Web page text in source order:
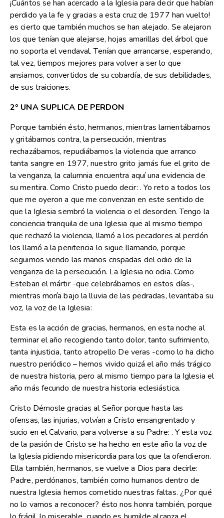
¡Cuántos se han acercado a la Iglesia para decir que habían
perdido ya la fe y gracias a esta cruz de 1977 han vuelto!
es cierto que también muchos se han alejado. Se alejaron
los que tenían que alejarse, hojas amarillas del árbol que
no soporta el vendaval. Tenían que arrancarse, esperando,
tal vez, tiempos mejores para volver a ser lo que
ansiamos, convertidos de su cobardía, de sus debilidades,
de sus traiciones.
2º UNA SUPLICA DE PERDON
Porque también ésto, hermanos, mientras lamentábamos
y gritábamos contra, la persecución, mientras
rechazábamos, repudiábamos la violencia que arranco
tanta sangre en 1977, nuestro grito jamás fue el grito de
la venganza, la calumnia encuentra aquí una evidencia de
su mentira. Como Cristo puedo decir: . Yo reto a todos los
que me oyeron a que me convenzan en este sentido de
que la Iglesia sembró la violencia o el desorden. Tengo la
conciencia tranquila de una Iglesia que al mismo tiempo
que rechazó la violencia, llamó a los pecadores al perdón
los llamó a la penitencia lo sigue llamando, porque
seguimos viendo las manos crispadas del odio de la
venganza de la persecución. La Iglesia no odia. Como
Esteban el mártir -que celebrábamos en estos días-,
mientras moría bajo la lluvia de las pedradas, levantaba su
voz, la voz de la Iglesia:
Esta es la acción de gracias, hermanos, en esta noche al
terminar el año recogiendo tanto dolor, tanto sufrimiento,
tanta injusticia, tanto atropello De veras -como lo ha dicho
nuestro periódico – hemos vivido quizá el año más trágico
de nuestra historia, pero al mismo tiempo para la Iglesia el
año más fecundo de nuestra historia eclesiástica.
Cristo Démosle gracias al Señor porque hasta las
ofensas, las injurias, volvían a Cristo ensangrentado y
sucio en el Calvario, para volverse a su Padre: . Y esta voz
de la pasión de Cristo se ha hecho en este año la voz de
la Iglesia pidiendo misericordia para los que la ofendieron.
Ella también, hermanos, se vuelve a Dios para decirle:
Padre, perdónanos, también como humanos dentro de
nuestra Iglesia hemos cometido nuestras faltas. ¿Por qué
no lo vamos a reconocer? ésto nos honra también, porque